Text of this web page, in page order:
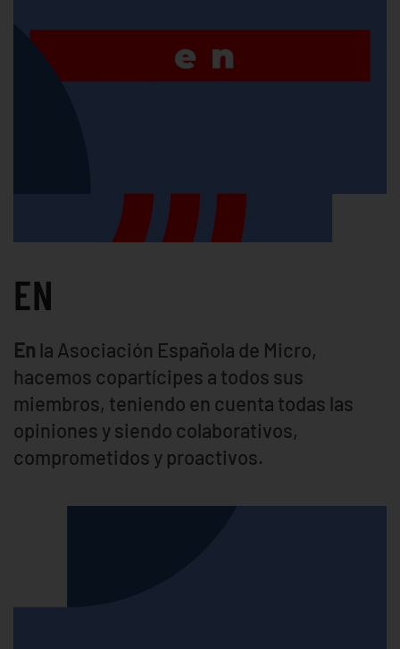
EN
En la Asociación Española de Micro,
hacemos copartícipes a todos sus
miembros, teniendo en cuenta todas las
opiniones y siendo colaborativos,
comprometidos y proactivos.